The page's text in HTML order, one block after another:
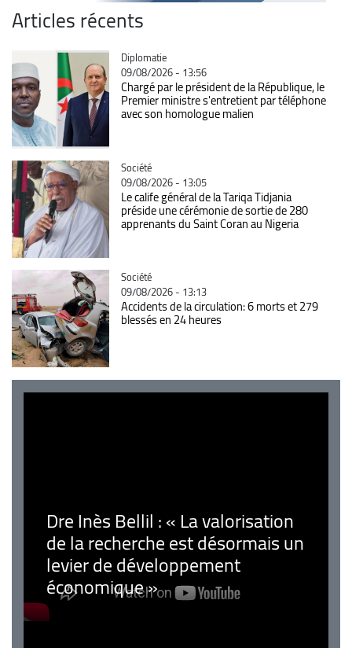
Articles récents
Catégorie
Diplomatie
09/08/2026 - 13:56
Chargé par le président de la République, le
Premier ministre s'entretient par téléphone
avec son homologue malien
Catégorie
Société
09/08/2026 - 13:05
Le calife général de la Tariqa Tidjania
préside une cérémonie de sortie de 280
apprenants du Saint Coran au Nigeria
Catégorie
Société
09/08/2026 - 13:13
Accidents de la circulation: 6 morts et 279
blessés en 24 heures
Dre Inès Bellil : « La valorisation
de la recherche est désormais un
levier de développement
économique »